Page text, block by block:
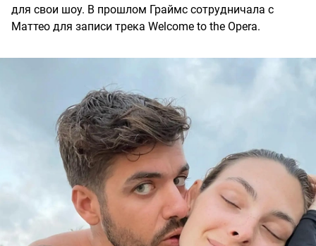
для свои шоу. В прошлом Граймс сотрудничала с
Маттео для записи трека Welcome to the Opera.